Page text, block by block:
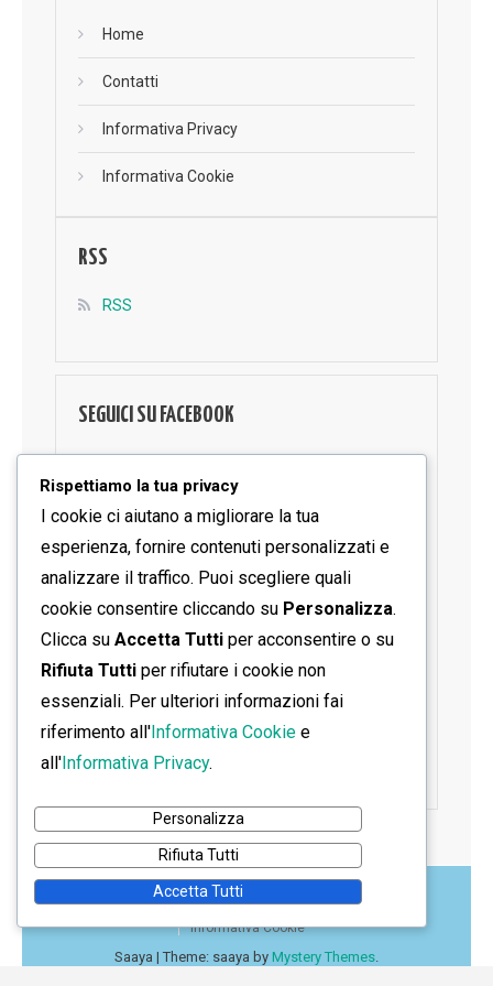
Home
Contatti
Informativa Privacy
Informativa Cookie
RSS
RSS
SEGUICI SU FACEBOOK
Home Contatti
Informativa Cookie
Saaya | Theme: saaya by Mystery Themes
Rispettiamo la tua privacy
I cookie ci aiutano a migliorare la tua
esperienza, fornire contenuti personalizzati e
analizzare il traffico. Puoi scegliere quali
cookie consentire cliccando su Personalizza.
Clicca su Accetta Tutti per acconsentire o su
Rifiuta Tutti per rifiutare i cookie non
essenziali. Per ulteriori informazioni fai
riferimento all'Informativa Cookie e
all'Informativa Privacy.
Personalizza
Rifiuta Tutti
Accetta Tutti